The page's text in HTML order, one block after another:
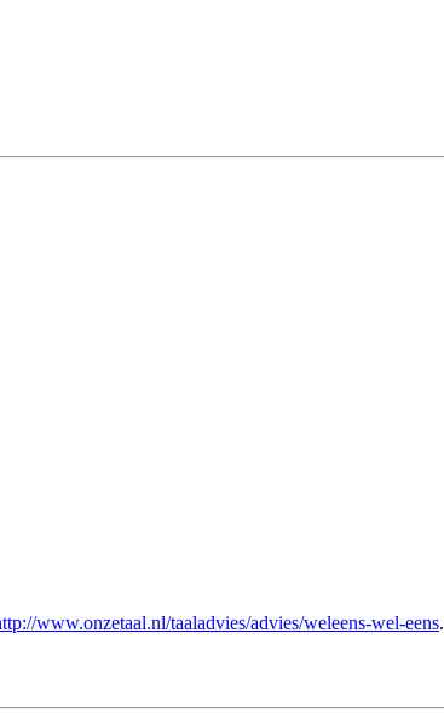
www.onzetaal.nl/taaladvies/advies/weleens-wel-eens.